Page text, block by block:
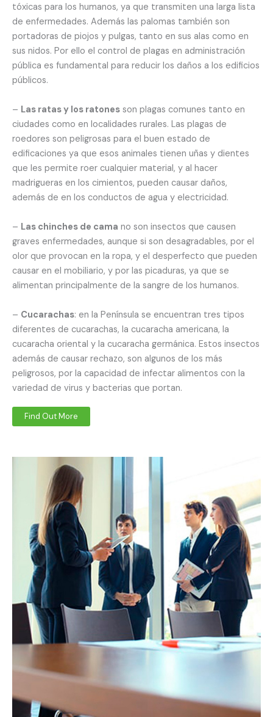
tóxicas para los humanos, ya que transmiten una larga lista
de enfermedades. Además las palomas también son
portadoras de piojos y pulgas, tanto en sus alas como en
sus nidos. Por ello el control de plagas en administración
pública es fundamental para reducir los daños a los edificios
públicos.
– Las ratas y los ratones son plagas comunes tanto en
ciudades como en localidades rurales. Las plagas de
roedores son peligrosas para el buen estado de
edificaciones ya que esos animales tienen uñas y dientes
que les permite roer cualquier material, y al hacer
madrigueras en los cimientos, pueden causar daños,
además de en los conductos de agua y electricidad.
– Las chinches de cama no son insectos que causen
graves enfermedades, aunque si son desagradables, por el
olor que provocan en la ropa, y el desperfecto que pueden
causar en el mobiliario, y por las picaduras, ya que se
alimentan principalmente de la sangre de los humanos.
– Cucarachas: en la Península se encuentran tres tipos
diferentes de cucarachas, la cucaracha americana, la
cucaracha oriental y la cucaracha germánica. Estos insectos
además de causar rechazo, son algunos de los más
peligrosos, por la capacidad de infectar alimentos con la
variedad de virus y bacterias que portan.
Find Out More